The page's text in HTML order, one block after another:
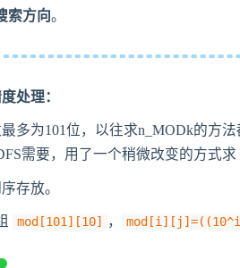
索方向。
处理：
多为101位，以往求n_MODk的方法
需要，用了一个稍微改变的方式求
存放。
mod[101][10] ，